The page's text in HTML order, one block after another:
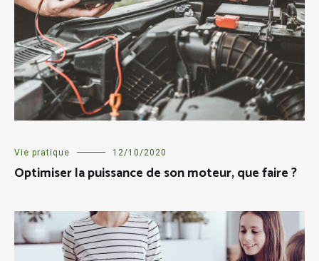
Vie pratique 12/10/2020
Optimiser la puissance de son moteur, que faire ?